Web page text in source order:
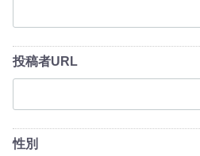
投稿者URL
性別